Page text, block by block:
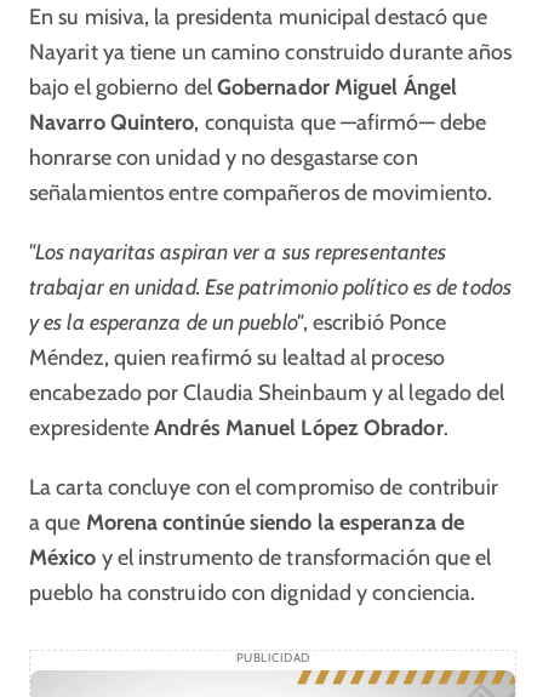
En su misiva, la presidenta municipal destacó que
Nayarit ya tiene un camino construido durante años
bajo el gobierno delGobernador Miguel Ángel
Navarro Quintero, conquista que —afirmó— debe
honrarse con unidad y no desgastarse con
señalamientos entre compañeros de movimiento.
"Los nayaritas aspiran ver a sus representantes
trabajar en unidad. Ese patrimonio político es de todos
y es la esperanza de un pueblo", escribió Ponce
Méndez, quien reafirmó su lealtad al proceso
encabezado por Claudia Sheinbaum y al legado del
expresidenteAndrés Manuel López Obrador.
La carta concluye con el compromiso de contribuir
a que Morena continúe siendo la esperanza de
México y el instrumento de transformación que el
pueblo ha construido con dignidad y conciencia.
PUBLICIDAD